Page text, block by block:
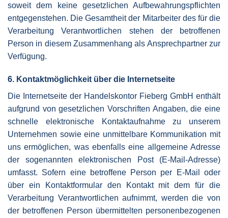
soweit dem keine gesetzlichen Aufbewahrungspflichten
entgegenstehen. Die Gesamtheit der Mitarbeiter des für die
Verarbeitung Verantwortlichen stehen der betroffenen
Person in diesem Zusammenhang als Ansprechpartner zur
Verfügung.
6. Kontaktmöglichkeit über die Internetseite
Die Internetseite der Handelskontor Fieberg GmbH enthält
aufgrund von gesetzlichen Vorschriften Angaben, die eine
schnelle elektronische Kontaktaufnahme zu unserem
Unternehmen sowie eine unmittelbare Kommunikation mit
uns ermöglichen, was ebenfalls eine allgemeine Adresse
der sogenannten elektronischen Post (E-Mail-Adresse)
umfasst. Sofern eine betroffene Person per E-Mail oder
über ein Kontaktformular den Kontakt mit dem für die
Verarbeitung Verantwortlichen aufnimmt, werden die von
der betroffenen Person übermittelten personenbezogenen